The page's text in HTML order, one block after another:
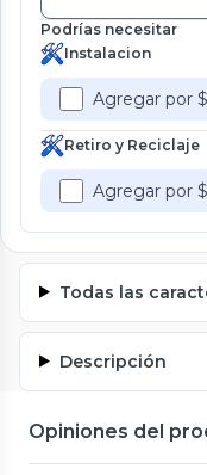
Podrías necesitar
Instalacion
Agregar por
Retiro y Reciclaje
Agregar por
Todas las
Descripción
Opiniones del